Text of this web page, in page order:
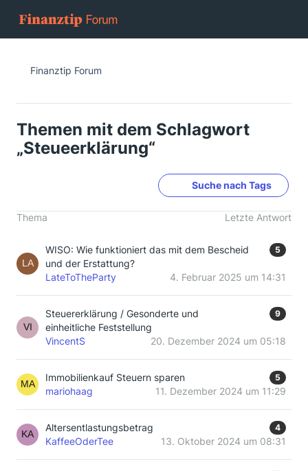
Finanztip Forum
Themen mit dem Schlagwort
„Steueerklärung“
Suche nach Tags
Thema Letzte Antwort
WISO: Wie funktioniert das mit dem Bescheid
und der Erstattung?
5
LateToTheParty 4. Februar 2025 um 14:31
Steuererklärung / Gesonderte und
einheitliche Feststellung
9
VincentS 20. Dezember 2024 um 05:18
Immobilienkauf Steuern sparen 5
mariohaag 11. Dezember 2024 um 11:29
Altersentlastungsbetrag 4
KaffeeOderTee 13. Oktober 2024 um 08:31